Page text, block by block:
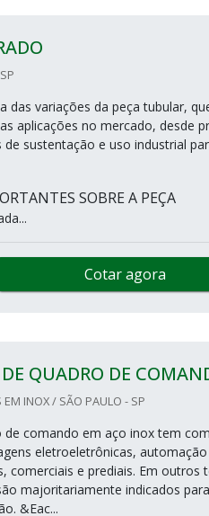
das variações da peça tubular,
aplicações no mercado, desde
sustentação e uso industrial
SOBRE A PEÇA
Cotar agora
QUADRO DE
EM INOX / SÃO PAULO - SP
de comando em aço inox tem
eletroeletrônicas,
comerciais e prediais. Em outros
majoritariamente indicados
&Eac...